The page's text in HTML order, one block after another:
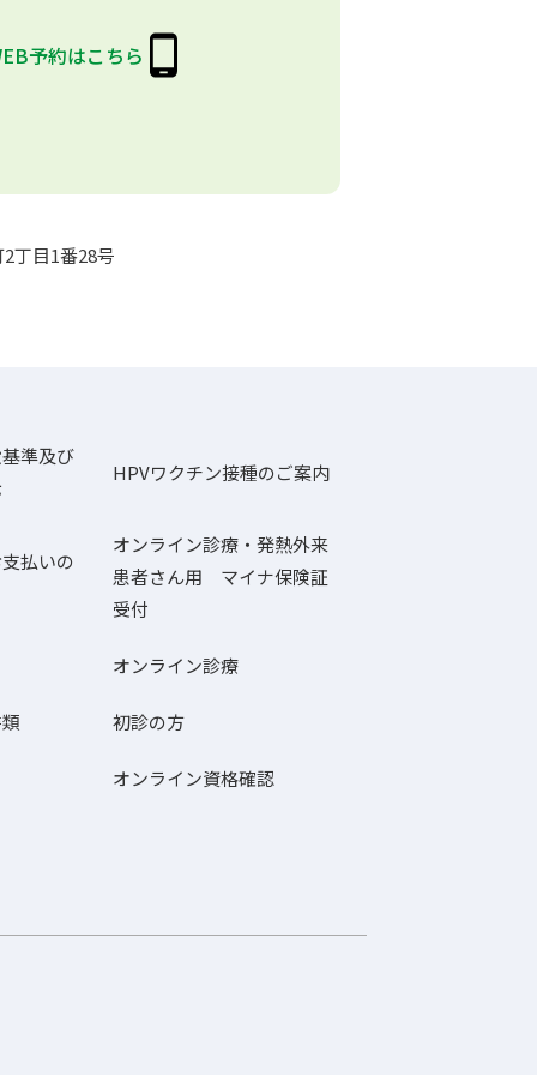
予約はこちら
丁目1番28号
準及び
HPVワクチン接種のご案内
払いの
オンライン診療・発熱外来
患者さん用 マイナ保険証
受付
オンライン診療
初診の方
オンライン資格確認